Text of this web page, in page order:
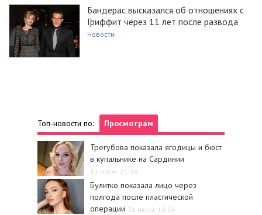
Бандерас высказался об отношениях с
Гриффит через 11 лет после развода
Новости
Топ-новости по: Просмотрам
Трегубова показала ягодицы и бюст
в купальнике на Сардинии
31 июля, 21:36
Булитко показала лицо через
полгода после пластической
операции 31 июля, 18:04